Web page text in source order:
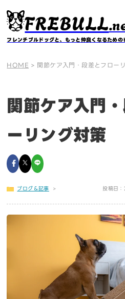
FREBULL
フレンチブルドッグと、もっと仲良くなるための
HOME > 関節ケア入門・段差とフロー
関節ケア入門
ーリング対策
ブログ＆記事 > 投稿日